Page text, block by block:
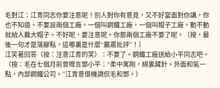
毛對江：江青同志你要注意呢！別人對你有意見，又不好當面對你講，你
也不知道。不要設兩個工廠，一個叫鋼鐵工廠，一個叫帽子工廠，動不動
就給人戴大帽子。不好呢，要注意呢。你那兩個工廠不要了呢。（按，最
後一句才是落腳點，這哪裏是什麼“嚴肅批評”！）
江笑著回答（按：注意江青的笑）：不要了。鋼鐵工廠送給小平同志吧。
（按：毛在七個月前曾贈言鄧小平：“柔中寓剛，綿裏藏針。外面和氣一
點，內部鋼鐵公司。”江青意借機調侃毛和鄧。）